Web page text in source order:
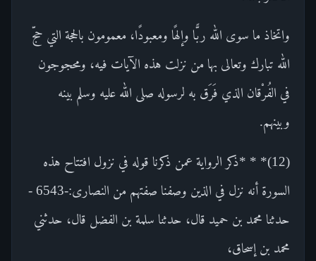
واتخاذ ما سوى الله ربًّا وإلهًا ومعبودًا، معمومون بالحجة التي حجّ
الله تبارك وتعالى بها من نزلت هذه الآيات فيه، ومحجوجون
في الفُرْقان الذي فَرَق به لرسوله صلى الله عليه وسلم بينه
وبينهم.
(12)* * *ذكر الرواية عمن ذكرنا قوله في نزول افتتاح هذه
السورة أنه نزل في الذين وصفنا صفتهم من النصارى:-6543 -
حدثنا محمد بن حميد قال، حدثنا سلمة بن الفضل قال، حدثني
محمد بن إسحاق،